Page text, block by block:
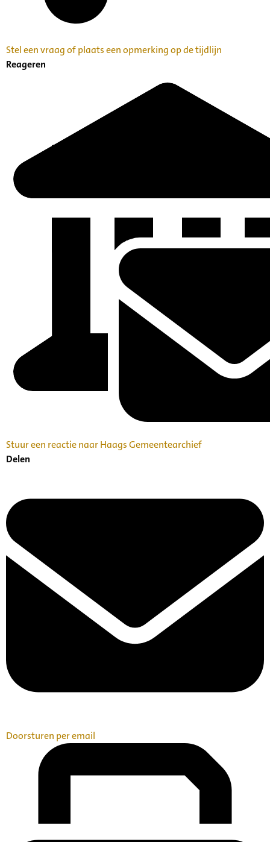
Stel een vraag of plaats een opmerking op de tijdlijn
Reageren
Stuur een reactie naar Haags Gemeentearchief
Delen
Doorsturen per email